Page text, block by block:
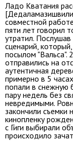
Ладо Кватания
совместной
пяти лет говорил
утратил. Послушав
сценарий,
посылом "Вальса".
отправились на
аутентичная
примерно в 5
попали в снежную
пару недель без
невредимыми.
закончили съемки
кинопленку
с Гиги выбирали
происходило